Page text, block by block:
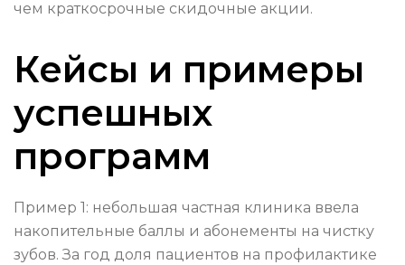
чем краткосрочные скидочные акции.
Кейсы и примеры
успешных
программ
Пример 1: небольшая частная клиника ввела
накопительные баллы и абонементы на чистку
зубов. За год доля пациентов на профилактике